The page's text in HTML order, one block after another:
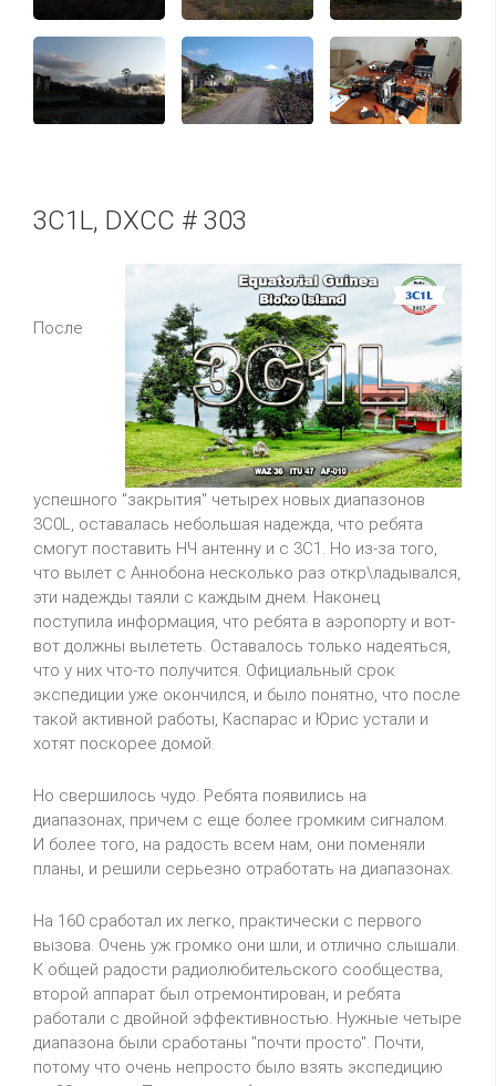
3C1L, DXCC # 303
После
успешного "закрытия" четырех новых диапазонов
3C0L, оставалась небольшая надежда, что ребята
смогут поставить НЧ антенну и с 3C1. Но из-за того,
что вылет с Аннобона несколько раз откр\ладывался,
эти надежды таяли с каждым днем. Наконец
поступила информация, что ребята в аэропорту и вот-
вот должны вылететь. Оставалось только надеяться,
что у них что-то получится. Официальный срок
экспедиции уже окончился, и было понятно, что после
такой активной работы, Каспарас и Юрис устали и
хотят поскорее домой.
Но свершилось чудо. Ребята появились на
диапазонах, причем с еще более громким сигналом.
И более того, на радость всем нам, они поменяли
планы, и решили серьезно отработать на диапазонах.
На 160 сработал их легко, практически с первого
вызова. Очень уж громко они шли, и отлично слышали.
К общей радости радиолюбительского сообщества,
второй аппарат был отремонтирован, и ребята
работали с двойной эффективностью. Нужные четыре
диапазона были сработаны "почти просто". Почти,
потому что очень непросто было взять экспедицию